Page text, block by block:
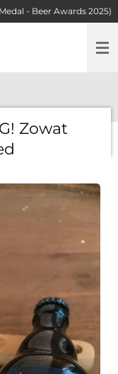
- Beer Awards 2025)
Zowat